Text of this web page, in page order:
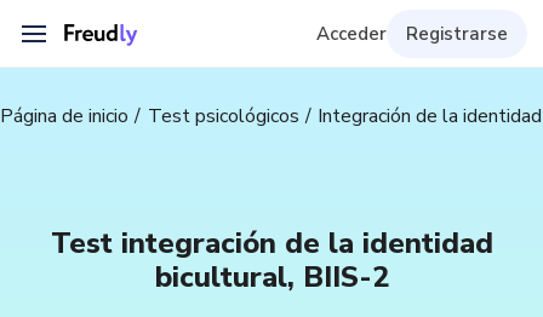
Acceder Registrarse
Página de inicio Test psicológicos Integración de la
Test integración de la identidad
bicultural, BIIS-2